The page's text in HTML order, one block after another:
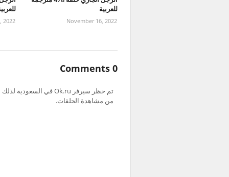
للعربية
November 16, 2022
2022
0 Comments
من مشاهدة الحلقات.